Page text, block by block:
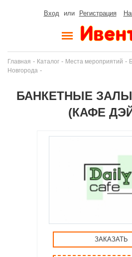
Вход или Регистрация
Главная - Каталог - Места мероприятий -
Новгорода -
БАНКЕТНЫЕ ЗАЛЫ
(КАФЕ
ЗАКАЗАТЬ